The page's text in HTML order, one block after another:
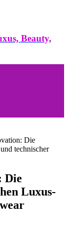
Beauty,
Die
technischer
Die
Luxus-